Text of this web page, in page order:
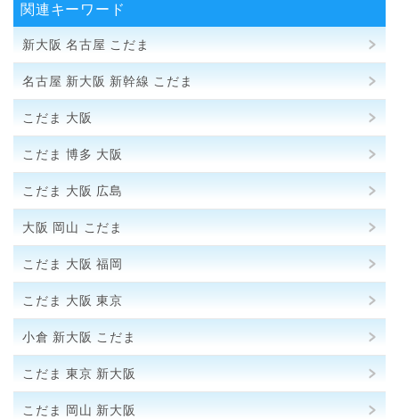
関連キーワード
新大阪 名古屋 こだま
名古屋 新大阪 新幹線 こだま
こだま 大阪
こだま 博多 大阪
こだま 大阪 広島
大阪 岡山 こだま
こだま 大阪 福岡
こだま 大阪 東京
小倉 新大阪 こだま
こだま 東京 新大阪
こだま 岡山 新大阪